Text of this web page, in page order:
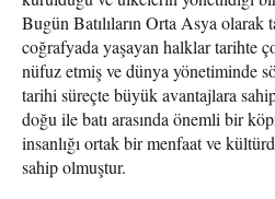
Bugün Batılıların Orta Asya olarak
coğrafyada yaşayan halklar tarihte
nüfuz etmiş ve dünya yönetiminde
tarihi süreçte büyük avantajlara
doğu ile batı arasında önemli bir
insanlığı ortak bir menfaat ve
sahip olmuştur.